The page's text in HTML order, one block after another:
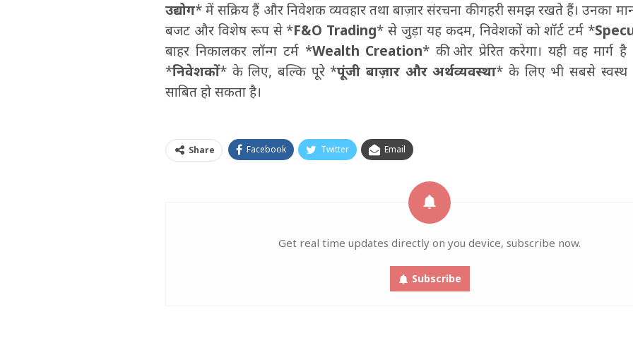
उद्योग* में सक्रिय हैं और निवेशक व्यवहार तथा बाज़ार संरचना की गहरी समझ रखते हैं। उनका
बजट और विशेष रूप से *F&O Trading* से जुड़ा यह कदम, निवेशकों को शॉर्ट टर्म *
बाहर निकालकर लॉन्ग टर्म *Wealth Creation* की ओर प्रेरित करेगा। यही वह मार्ग
*निवेशकों* के लिए, बल्कि पूरे *पूंजी बाज़ार और अर्थव्यवस्था* के लिए भी सबसे
साबित हो सकता है।
Share Facebook Twitter Email
Get real time updates directly on you device, subscribe now.
Subscribe